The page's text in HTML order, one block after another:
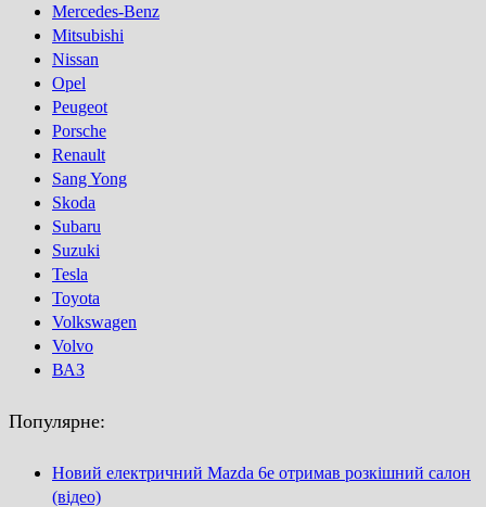
Mercedes-Benz
Mitsubishi
Nissan
Opel
Peugeot
Porsсhe
Renault
Sang Yong
Skoda
Subaru
Suzuki
Tesla
Toyota
Volkswagen
Volvo
ВАЗ
Популярне:
Новий електричний Mazda 6e отримав розкішний салон
(відео)